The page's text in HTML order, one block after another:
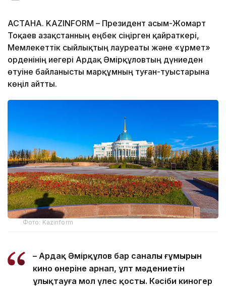
АСТАНА. KAZINFORM – Президент Қасым-Жомарт
Тоқаев Қазақстанның еңбек сіңірген қайраткері,
Мемлекеттік сыйлықтың лауреаты және «Құрмет»
орденінің иегері Ардақ Әмірқұловтың дүниеден
өтуіне байланысты марқұмның туған-туыстарына
көңіл айтты.
Фото: Kazinform
– Ардақ Әмірқұлов бар саналы ғұмырын
кино өнеріне арнап, ұлт мәдениетін
ұлықтауға мол үлес қосты. Кәсіби киногер